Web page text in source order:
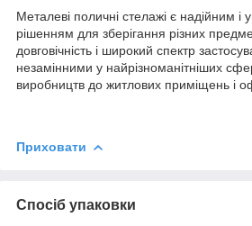
Металеві поличні стелажі є надійним і
рішенням для зберігання різних
довговічність і широкий спектр
незамінними у найрізноманітніших
виробництв до житлових приміщень і
Приховати
Спосіб упаковки